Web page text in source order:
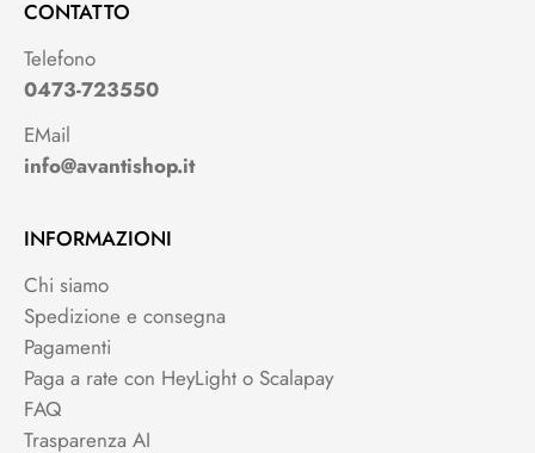
CONTATTO
Telefono
0473-723550
EMail
info@avantishop.it
INFORMAZIONI
Chi siamo
Spedizione e consegna
Pagamenti
Paga a rate con HeyLight o Scalapay
FAQ
Trasparenza AI